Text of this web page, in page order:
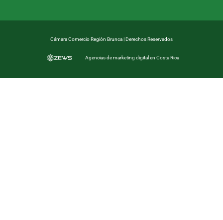
Cámara Comercio Región Brunca | Derechos Reservados
Agencias de marketing digital en Costa Rica